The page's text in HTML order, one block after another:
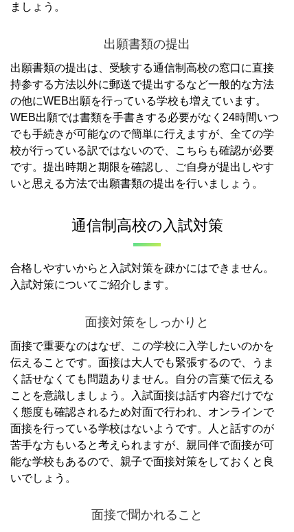
ましょう。
出願書類の提出
出願書類の提出は、受験する通信制高校の窓口に直接
持参する方法以外に郵送で提出するなど一般的な方法
の他にWEB出願を行っている学校も増えています。
WEB出願では書類を手書きする必要がなく24時間いつ
でも手続きが可能なので簡単に行えますが、全ての学
校が行っている訳ではないので、こちらも確認が必要
です。 提出時期と期限を確認し、ご自身が提出しやす
いと思える方法で出願書類の提出を行いましょう。
通信制高校の入試対策
合格しやすいからと入試対策を疎かにはできません。
入試対策についてご紹介します。
面接対策をしっかりと
面接で重要なのはなぜ、この学校に入学したいのかを
伝えることです。 面接は大人でも緊張するので、うま
く話せなくても問題ありません。
自分の言葉で伝える
ことを意識しましょう。
入試面接は話す内容だけでな
く態度も確認されるため対面で行われ、オンラインで
面接を行っている学校はないようです。
人と話すのが
苦手な方もいると考えられますが、親同伴で面接が可
能な学校もあるので、親子で面接対策をしておくと良
いでしょう。
面接で聞かれること